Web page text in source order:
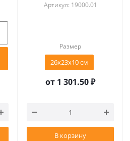
Артикул: 19000.01
Размер
26х23х10 см
от 1 301.50 ₽
В корзину